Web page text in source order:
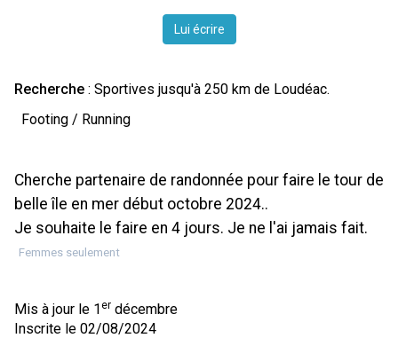
Lui écrire
Recherche : Sportives jusqu'à 250 km de Loudéac.
Footing / Running
Cherche partenaire de randonnée pour faire le tour de
belle île en mer début octobre 2024..
Je souhaite le faire en 4 jours. Je ne l'ai jamais fait.
Femmes seulement
Mis à jour le 1er décembre
Inscrite le 02/08/2024